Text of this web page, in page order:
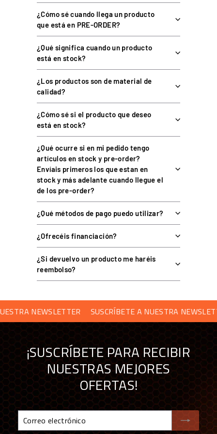
almohadilla del pedal.
Construcción en acero inoxidable chorreado
Conexión USB(solo PC), plug & play.
ESPECIFICACIONES TÉCNICAS
CARACTERÍSTICA
Pedales de simracing (2 o 3
pedales)
Mecanismo
Presión por pistón con sensor
analógico
Electrónica 16 bits con amortiguación
DCV2 (panel HMI, sin app
externa)
8 rangos (topes, ángulo,
Opciones
Set de 2 o 3 pedales ·
COMPATIBILIDAD
Compatible con PC por USB; no es compatible con consolas
(PlayStation o Xbox). La configuración es autónoma mediante el
controlador DCV2, sin necesidad de aplicaciones externas.
¿Cómo sé cuando llega un producto
que está en PRE-ORDER?
¿Qué significa cuando un producto
está en stock?
¿Los productos son de material de
calidad?
¿Cómo sé si el producto que deseo
está en stock?
¿Qué ocurre si en mi pedido tengo
artículos en stock y pre-order?
Envíais primeros los que estan en
stock y más adelante cuando llegue el
de los pre-order?
¿Qué métodos de pago puedo utilizar?
¿Ofrecéis financiación?
¿Si devuelvo un producto me haréis
reembolso?
A NUESTRA NEWSLETTER SUSCRÍBETE A
¡SUSCRÍBETE PARA RECIBIR
NUESTRAS MEJORES
OFERTAS!
Correo
electrónico